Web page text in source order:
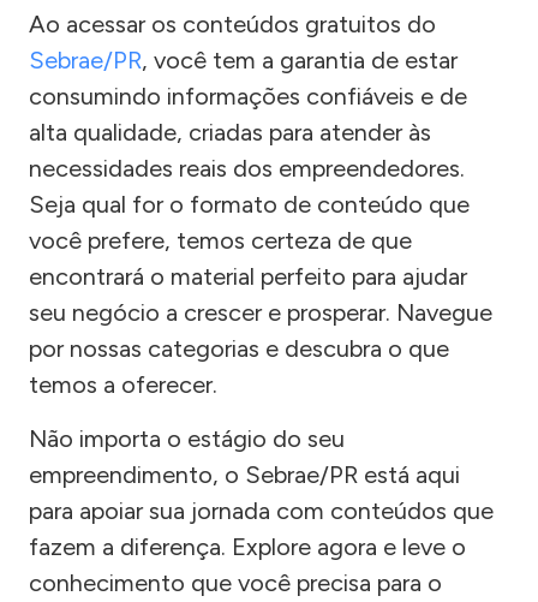
Ao acessar os conteúdos gratuitos do
Sebrae/PR, você tem a garantia de estar
consumindo informações confiáveis e de
alta qualidade, criadas para atender às
necessidades reais dos empreendedores.
Seja qual for o formato de conteúdo que
você prefere, temos certeza de que
encontrará o material perfeito para ajudar
seu negócio a crescer e prosperar. Navegue
por nossas categorias e descubra o que
temos a oferecer.
Não importa o estágio do seu
empreendimento, o Sebrae/PR está aqui
para apoiar sua jornada com conteúdos que
fazem a diferença. Explore agora e leve o
conhecimento que você precisa para o